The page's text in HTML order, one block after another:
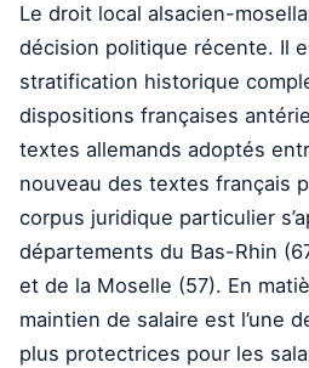
Le droit local alsacien-
décision politique récente. Il
stratification historique
dispositions françaises
textes allemands adoptés
nouveau des textes français
corpus juridique particulier
départements du Bas-Rhin
et de la Moselle (57). En
maintien de salaire est l’une
plus protectrices pour les